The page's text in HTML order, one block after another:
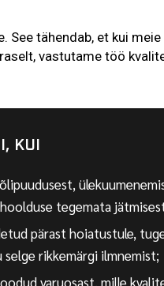
tähendab, et kui
vastutame töö
KUI
tegemata
pärast hoiatustule,
rikkemärgi ilmnemist;
varuosast, mille